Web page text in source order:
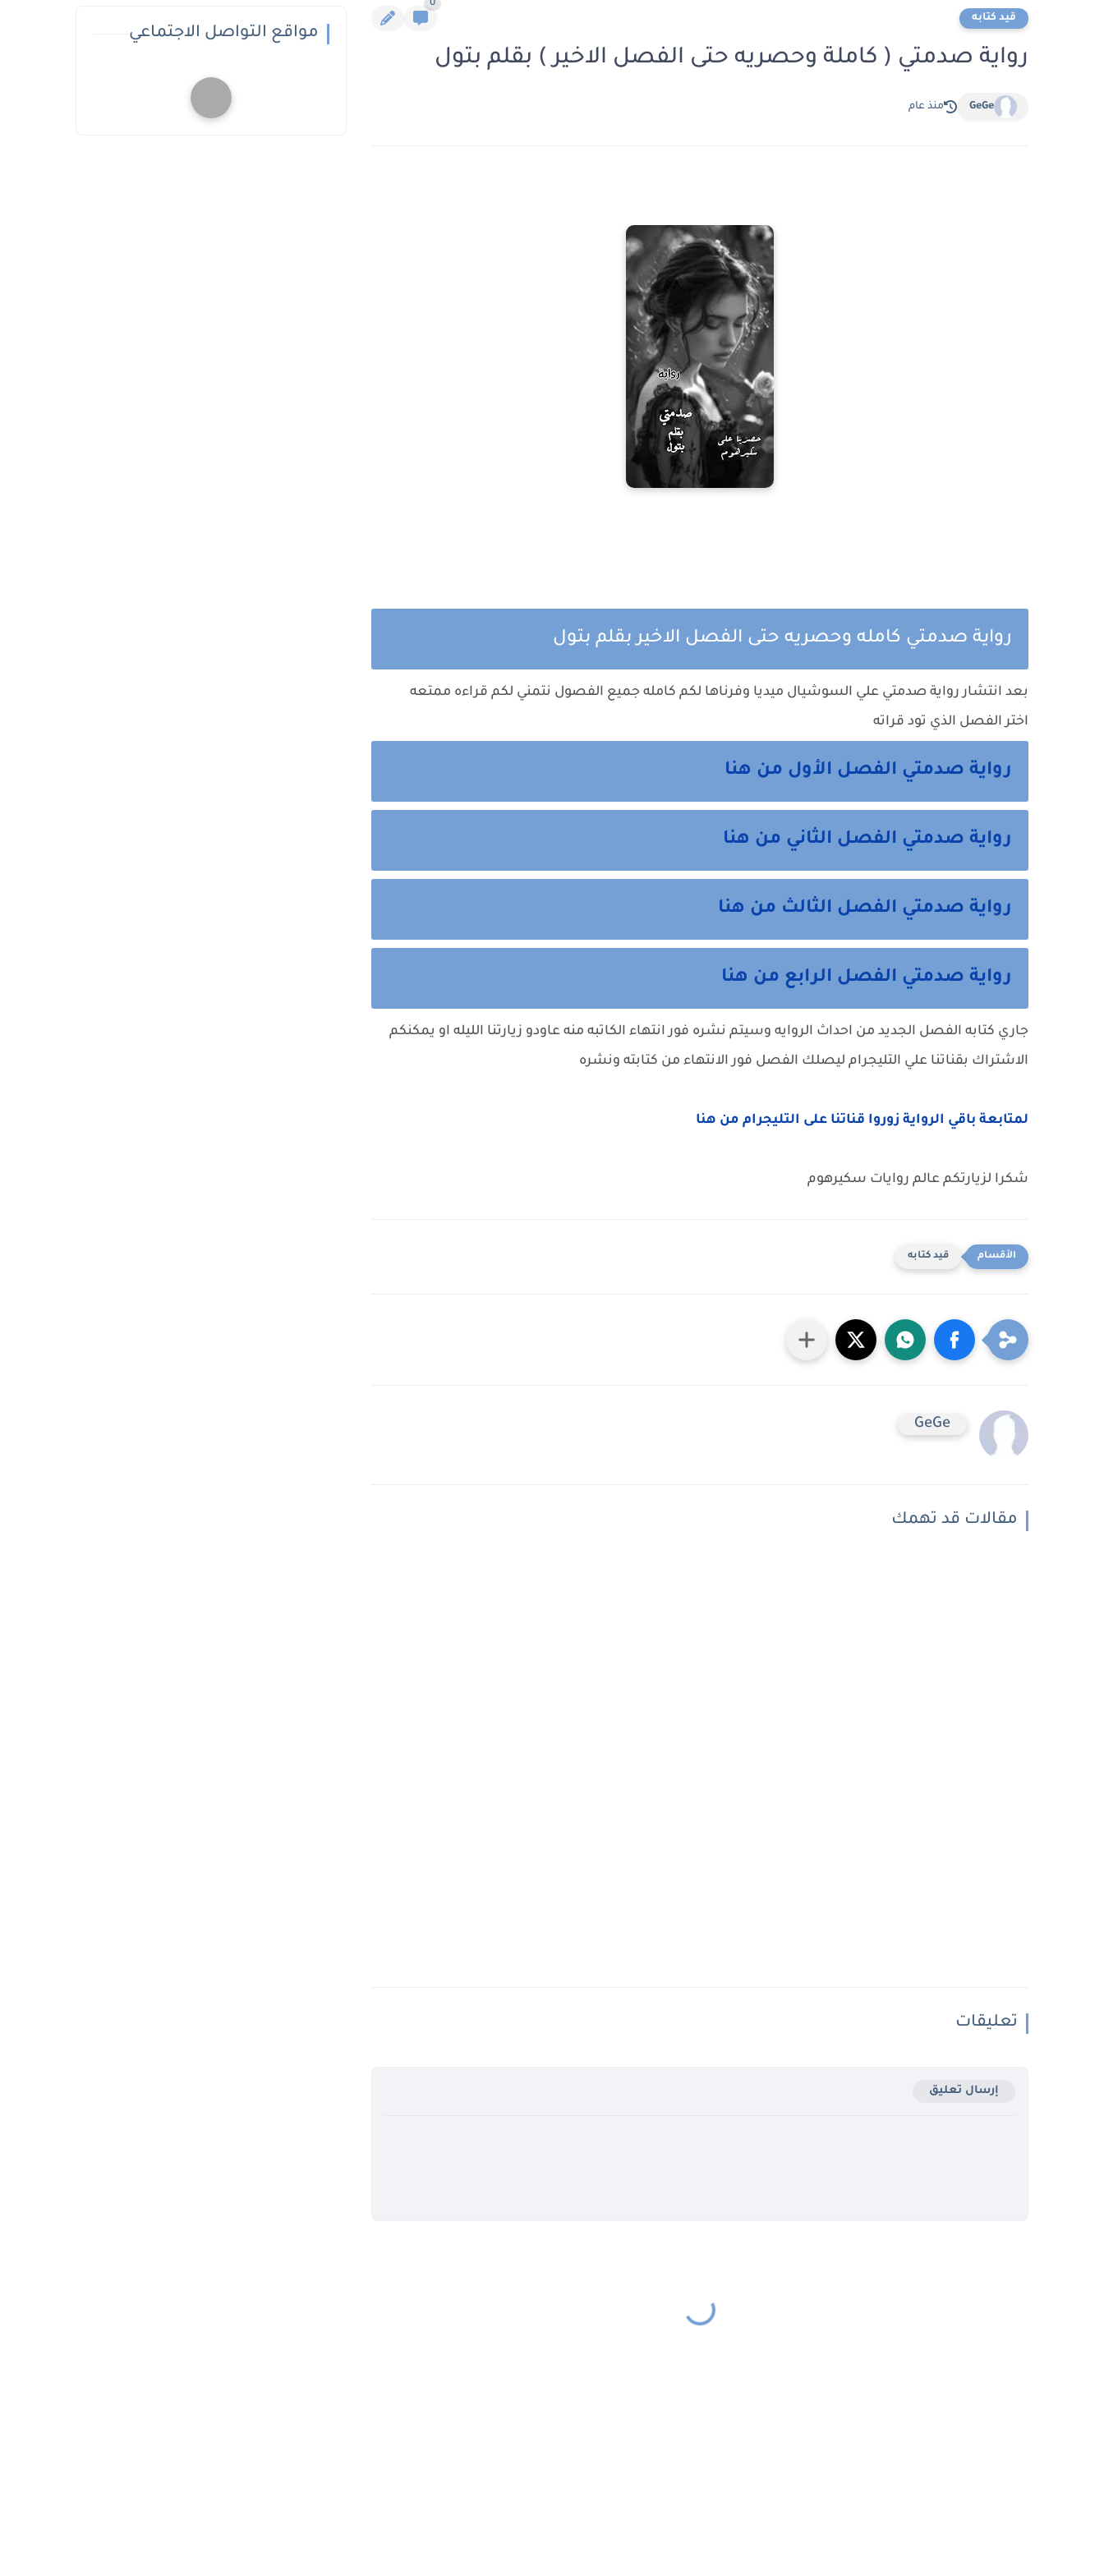
قيد كتابه
0
رواية صدمتي ( كاملة وحصريه حتى الفصل الاخير ) بقلم بتول
GeGe منذ عام
رواية صدمتي كامله وحصريه حتى الفصل الاخير بقلم بتول
بعد انتشار رواية صدمتي علي السوشيال ميديا وفرناها لكم كامله جميع الفصول نتمني لكم قراءه ممتعه
اختر الفصل الذي تود قراته
رواية صدمتي الفصل الأول من هنا
رواية صدمتي الفصل الثاني من هنا
رواية صدمتي الفصل الثالث من هنا
رواية صدمتي الفصل الرابع من هنا
جاري كتابه الفصل الجديد من احداث الروايه وسيتم نشره فور انتهاء الكاتبه منه عاودو زيارتنا الليله او يمكنكم
الاشتراك بقناتنا علي التليجرام ليصلك الفصل فور الانتهاء من كتابته ونشره
لمتابعة باقي الرواية زوروا قناتنا على التليجرام من هنا
شكرا لزيارتكم عالم روايات سكيرهوم
قيد كتابه
GeGe
مقالات قد تهمك
تعليقات
إرسال تعليق
مواقع التواصل الاجتماعي